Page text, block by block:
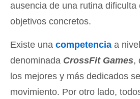
ausencia de una rutina dificulta
objetivos concretos.
Existe una competencia a
denominada CrossFit Games,
los mejores y más dedicados
movimiento. Por otro lado,